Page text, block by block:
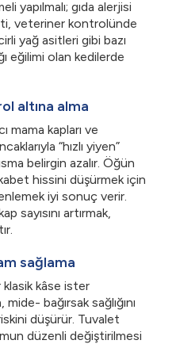
yapılmalı; gıda alerjisi
veteriner kontrolünde
yağ asitleri gibi bazı
eğilimi olan kedilerde
altına alma
mama kapları ve
“hızlı yiyen”
belirgin azalır. Öğün
hissini düşürmek için
iyi sonuç verir.
sayısını artırmak,
sağlama
kâse ister
bağırsak sağlığını
düşürür. Tuvalet
düzenli değiştirilmesi